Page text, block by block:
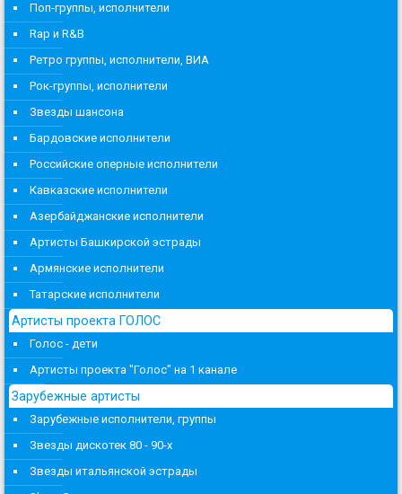
Поп-группы, исполнители
Rap и R&B
Ретро группы, исполнители, ВИА
Рок-группы, исполнители
Звезды шансона
Бардовские исполнители
Российские оперные исполнители
Кавказские исполнители
Азербайджанские исполнители
Артисты Башкирской эстрады
Армянские исполнители
Татарские исполнители
Артисты проекта ГОЛОС
Голос - дети
Артисты проекта "Голос" на 1 канале
Зарубежные артисты
Зарубежные исполнители, группы
Звезды дискотек 80 - 90-х
Звезды итальянской эстрады